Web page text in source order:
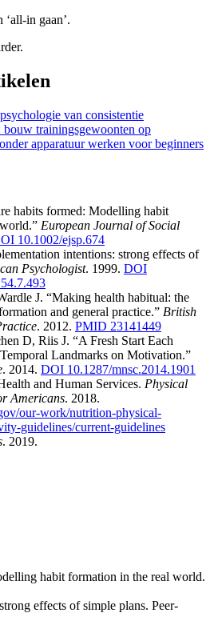
in gaan’.
van consistentie
bouw trainingsgewoonten op
apparatuur werken voor beginners
habits formed: Modelling habit
European Journal of Social
10.1002/ejsp.674
intentions: strong effects of
Psychologist. 1999. DOI
J. “Making health habitual: the
and general practice.” British
. 2012. PMID 23141449
D, Riis J. “A Fresh Start Each
Landmarks on Motivation.”
. 2014. DOI 10.1287/mnsc.2014.1901
and Human Services. Physical
Americans. 2018.
our-work/nutrition-physical-
guidelines/current-guidelines
. 2019.
habit formation in the real world.
effects of simple plans. Peer-